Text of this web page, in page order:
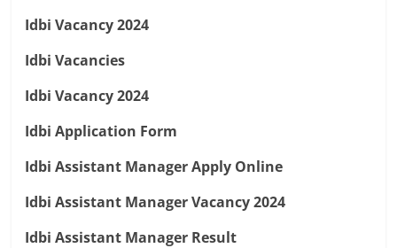
Idbi Vacancy 2024
Idbi Vacancies
Idbi Vacancy 2024
Idbi Application Form
Idbi Assistant Manager Apply Online
Idbi Assistant Manager Vacancy 2024
Idbi Assistant Manager Result